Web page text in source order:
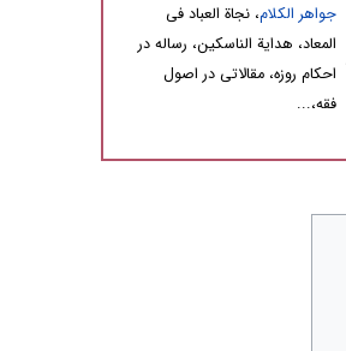
جواهر الکلام، نجاة العباد‌ فى
المعاد، هدایة الناسکین، رساله‌ در
احکام روزه، مقالاتى در اصول
فقه،...